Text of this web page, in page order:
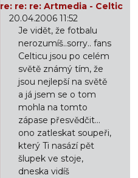
re: re: re: Artmedia - Celtic
20.04.2006 11:52
Je vidět, že fotbalu
nerozumíš..sorry.. fans
Celticu jsou po celém
světě známý tím, že
jsou nejlepší na světě
a já jsem se o tom
mohla na tomto
zápase přesvědčit...
ono zatleskat soupeři,
který Ti nasází pět
šlupek ve stoje,
dneska vidíš